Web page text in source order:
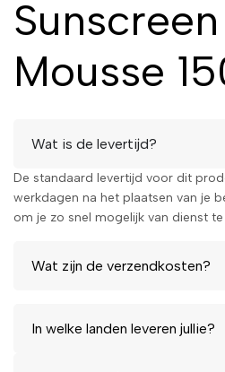
Mousse
Wat is de levertijd?
De standaard levertijd voor dit
werkdagen na het plaatsen van je
om je zo snel mogelijk van dienst te
Wat zijn de verzendkosten?
In welke landen leveren jullie?